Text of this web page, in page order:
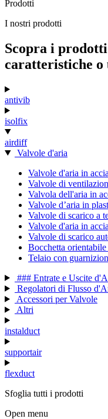
Prodotti
Novità
IT
Prodotti
I nostri prodotti
Scopra i
caratteristiche o
antivib
isolfix
airdiff
Valvole d'aria
Valvole d'aria in
Valvole di
Valvola dell'aria in
Valvole d’aria in
Valvole di scarico a
Valvole d'aria in
Valvole di scarico
Bocchetta orientabile
Telaio con
### Entrate e Uscite
Regolatori di Flusso
Accessori per Valvole
Altri
instalduct
supportair
flexduct
Sfoglia tutti i prodotti
Open menu